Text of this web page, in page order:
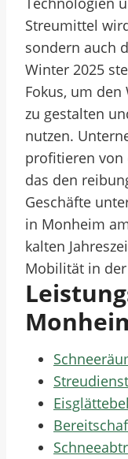
Streumittel
sondern auch
Winter 2025
Fokus, um
zu gestalten
nutzen.
profitieren von
das den
Geschäfte
in Monheim
kalten
Mobilität in
Streudienst